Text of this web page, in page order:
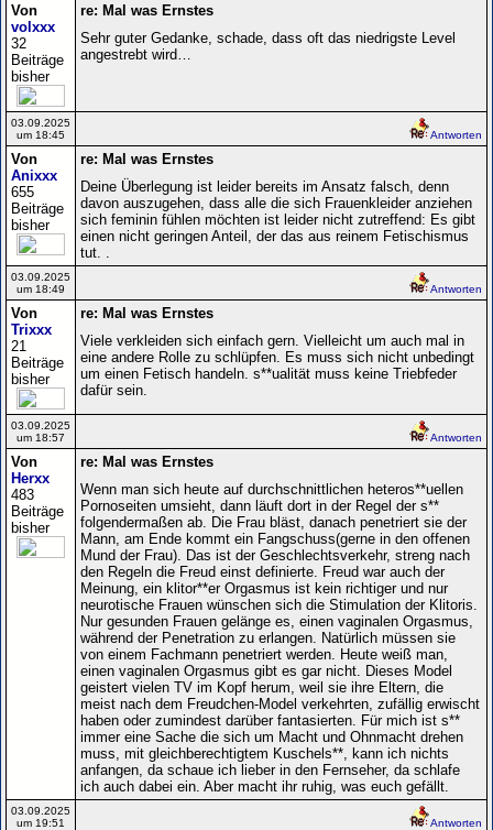
Von
volxxx
32
Beiträge
bisher
re: Mal was Ernstes
Sehr guter Gedanke, schade, dass oft das niedrigste Level
angestrebt wird…
03.09.2025
um 18:45
Antworten
Von
Anixxx
655
Beiträge
bisher
re: Mal was Ernstes
Deine Überlegung ist leider bereits im Ansatz falsch, denn
davon auszugehen, dass alle die sich Frauenkleider anziehen
sich feminin fühlen möchten ist leider nicht zutreffend: Es gibt
einen nicht geringen Anteil, der das aus reinem Fetischismus
tut. .
03.09.2025
um 18:49
Antworten
Von
Trixxx
21
Beiträge
bisher
re: Mal was Ernstes
Viele verkleiden sich einfach gern. Vielleicht um auch mal in
eine andere Rolle zu schlüpfen. Es muss sich nicht unbedingt
um einen Fetisch handeln. s**ualität muss keine Triebfeder
dafür sein.
03.09.2025
um 18:57
Antworten
Von
Herxx
483
Beiträge
bisher
re: Mal was Ernstes
Wenn man sich heute auf durchschnittlichen heteros**uellen
Pornoseiten umsieht, dann läuft dort in der Regel der s**
folgendermaßen ab. Die Frau bläst, danach penetriert sie der
Mann, am Ende kommt ein Fangschuss(gerne in den offenen
Mund der Frau). Das ist der Geschlechtsverkehr, streng nach
den Regeln die Freud einst definierte. Freud war auch der
Meinung, ein klitor**er Orgasmus ist kein richtiger und nur
neurotische Frauen wünschen sich die Stimulation der Klitoris.
Nur gesunden Frauen gelänge es, einen vaginalen Orgasmus,
während der Penetration zu erlangen. Natürlich müssen sie
von einem Fachmann penetriert werden. Heute weiß man,
einen vaginalen Orgasmus gibt es gar nicht. Dieses Model
geistert vielen TV im Kopf herum, weil sie ihre Eltern, die
meist nach dem Freudchen-Model verkehrten, zufällig erwischt
haben oder zumindest darüber fantasierten. Für mich ist s**
immer eine Sache die sich um Macht und Ohnmacht drehen
muss, mit gleichberechtigtem Kuschels**, kann ich nichts
anfangen, da schaue ich lieber in den Fernseher, da schlafe
ich auch dabei ein. Aber macht ihr ruhig, was euch gefällt.
03.09.2025
um 19:51
Antworten